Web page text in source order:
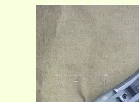
WW2, collectibles en